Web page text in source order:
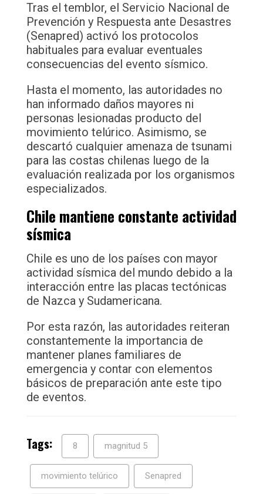
Tras el temblor, el Servicio Nacional de
Prevención y Respuesta ante Desastres
(Senapred) activó los protocolos
habituales para evaluar eventuales
consecuencias del evento sísmico.
Hasta el momento, las autoridades no
han informado daños mayores ni
personas lesionadas producto del
movimiento telúrico. Asimismo, se
descartó cualquier amenaza de tsunami
para las costas chilenas luego de la
evaluación realizada por los organismos
especializados.
Chile mantiene constante actividad
sísmica
Chile es uno de los países con mayor
actividad sísmica del mundo debido a la
interacción entre las placas tectónicas
de Nazca y Sudamericana.
Por esta razón, las autoridades reiteran
constantemente la importancia de
mantener planes familiares de
emergencia y contar con elementos
básicos de preparación ante este tipo
de eventos.
Tags: 8 magnitud 5
movimiento telúrico Senapred